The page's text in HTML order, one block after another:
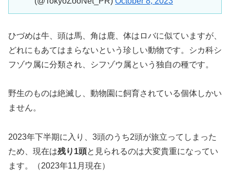
ひづめは牛、頭は馬、角は鹿、体はロバに似ていますが、
どれにもあてはまらないという珍しい動物です。シカ科シ
フゾウ属に分類され、シフゾウ属という独自の種です。
野生のものは絶滅し、動物園に飼育されている個体しかい
ません。
2023年下半期に入り、3頭のうち2頭が旅立ってしまった
ため、現在は残り1頭と見られるのは大変貴重になってい
ます。（2023年11月現在）